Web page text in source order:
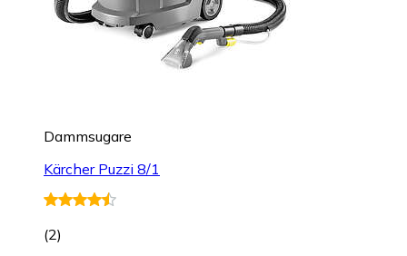
Dammsugare
Kärcher Puzzi 8/1
(2)